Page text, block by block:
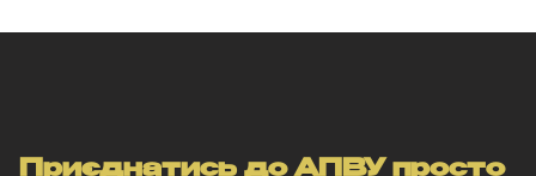
Приєднатись до АПВУ просто